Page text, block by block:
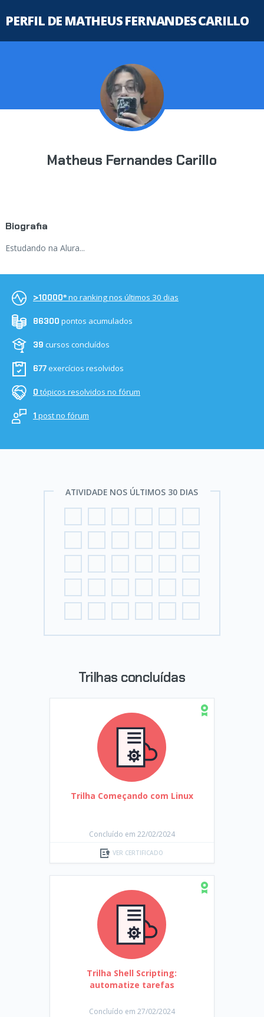
PERFIL DE MATHEUS FERNANDES CARILLO
Matheus Fernandes Carillo
Biografia
Estudando na Alura...
>10000ºno ranking nos últimos 30 dias
86300 pontos acumulados
39 cursos concluídos
677exercícios resolvidos
0 tópicos resolvidos no fórum
1 post no fórum
ATIVIDADE NOS ÚLTIMOS 30 DIAS
Trilhas concluídas
Trilha Começando com Linux
Concluído em 22/02/2024
VER CERTIFICADO
Trilha Shell Scripting:
automatize tarefas
Concluído em 27/02/2024